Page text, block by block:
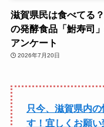
滋賀県民は食べてる
の発酵食品「鮒寿司
アンケート
2026年7月20日
只今、滋賀県内
す！宜しくお願